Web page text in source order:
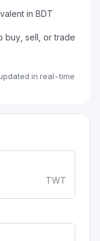
in BDT
buy, sell, or trade
in real-time
TWT